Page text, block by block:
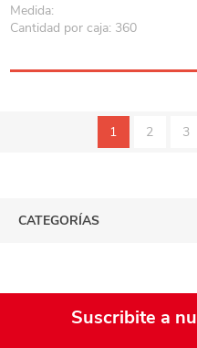
Medida:
Cantidad por caja: 360
1 2 3
CATEGORÍAS
Suscribite a